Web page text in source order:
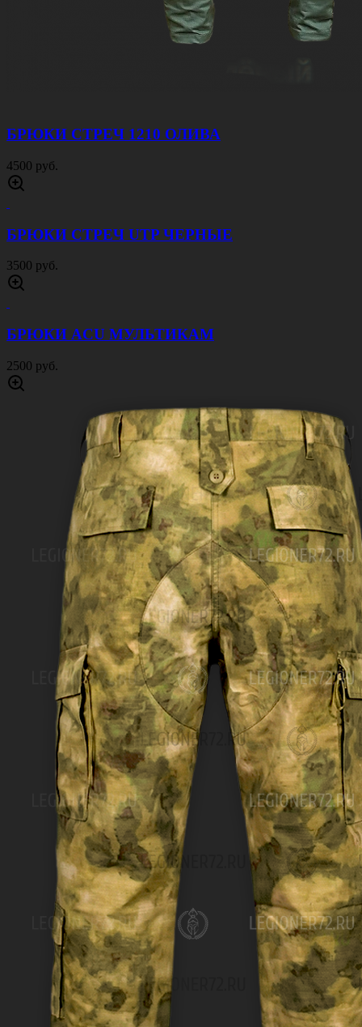
БРЮКИ СТРЕЧ 1210 ОЛИВА
4500 руб.
БРЮКИ СТРЕЧ UTP ЧЕРНЫЕ
3500 руб.
БРЮКИ ACU МУЛЬТИКАМ
2500 руб.